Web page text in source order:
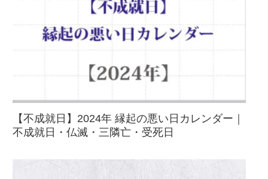
【不成就日】2024年 縁起の悪い日カレンダー｜
不成就日・仏滅・三隣亡・受死日